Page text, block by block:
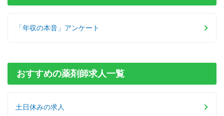
「年収の本音」アンケート
おすすめの薬剤師求人一覧
土日休みの求人